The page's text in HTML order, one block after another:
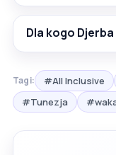
Dla kogo
Tagi: #All Inclusive
#Tunezja